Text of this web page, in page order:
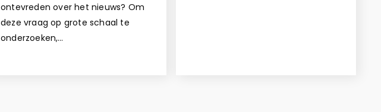
ontevreden over het nieuws? Om
deze vraag op grote schaal te
onderzoeken,…